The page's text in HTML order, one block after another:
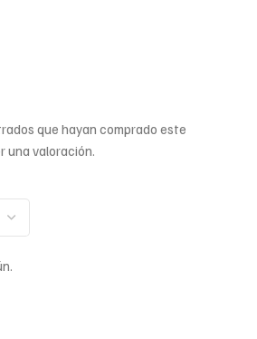
que hayan comprado este
una valoración.